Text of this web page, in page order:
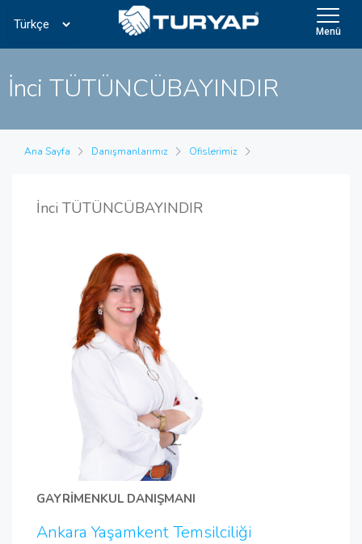
Menü
İnci TÜTÜNCÜBAYINDIR
Ana Sayfa Danışmanlarımız Ofislerimiz
İnci TÜTÜNCÜBAYINDIR
GAYRİMENKUL DANIŞMANI
Ankara Yaşamkent Temsilciliği